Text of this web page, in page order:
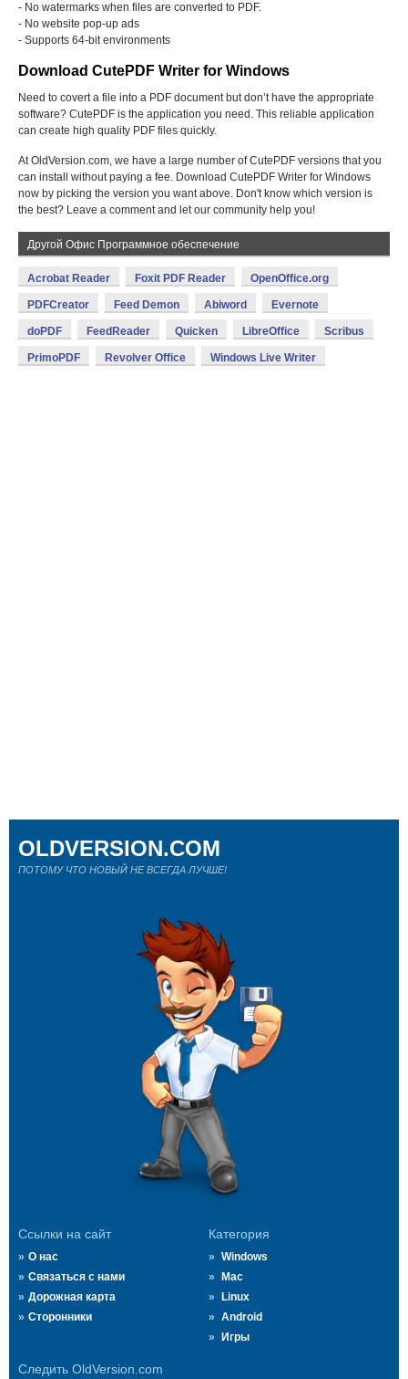
- No watermarks when files are converted to PDF.
- No website pop-up ads
- Supports 64-bit environments
Download CutePDF Writer for Windows
Need to covert a file into a PDF document but don’t have the appropriate
software? CutePDF is the application you need. This reliable application
can create high quality PDF files quickly.
At OldVersion.com, we have a large number of CutePDF versions that you
can install without paying a fee. Download CutePDF Writer for Windows
now by picking the version you want above. Don't know which version is
the best? Leave a comment and let our community help you!
Другой Офис Программное обеспечение
Acrobat Reader Foxit PDF Reader OpenOffice.org
PDFCreator Feed Demon Abiword Evernote
doPDF FeedReader Quicken LibreOffice Scribus
PrimoPDF Revolver Office Windows Live Writer
Ссылки на сайт
О нас
Связаться с нами
Дорожная карта
Сторонники
Категория
Windows
Mac
Linux
Android
Игры
Следить OldVersion.com
OLDVERSION.COM
ПОТОМУ ЧТО НОВЫЙ НЕ ВСЕГДА ЛУЧШЕ!